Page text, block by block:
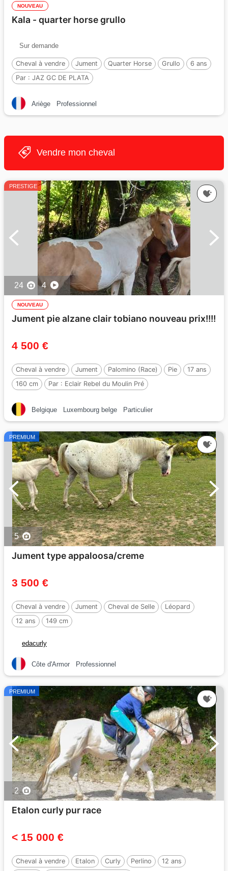
NOUVEAU
Kala - quarter horse grullo
Sur demande
Cheval à vendre Jument Quarter Horse Grullo
6 ans
Par : JAZ GC DE PLATA
Ariège Professionnel
Vendre mon cheval
PRESTIGE
24 4
NOUVEAU
Jument pie alzane clair tobiano nouveau prix!!!!
4 500 €
Cheval à vendre Jument Palomino (Race) Pie
17 ans
160 cm
Par : Eclair Rebel du Moulin Pré
Belgique Luxembourg belge Particulier
PREMIUM
5
Jument type appaloosa/creme
3 500 €
Cheval à vendre Jument Cheval de Selle
Léopard
12 ans
149 cm
edacurly
Côte d'Armor Professionnel
PREMIUM
2
Etalon curly pur race
< 15 000 €
Cheval à vendre Etalon Curly Perlino
12 ans